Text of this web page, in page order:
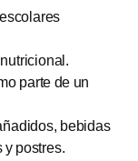
parte de un
bebidas
y postres.